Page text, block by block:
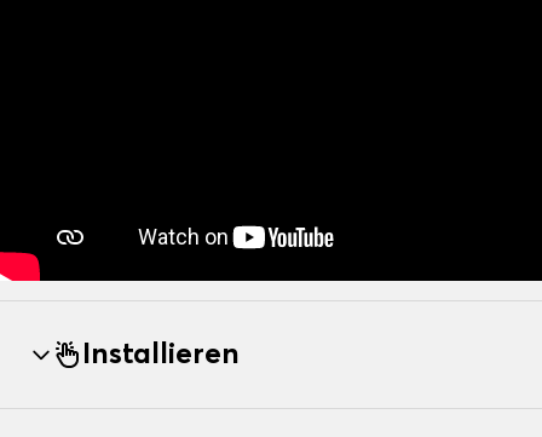
Installieren